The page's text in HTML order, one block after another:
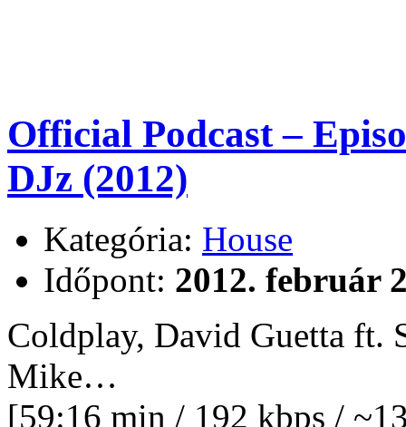
Official Podcast –
DJz (2012)
Kategória: House
Időpont: 2012. február
Coldplay, David Guetta ft.
Mike…
[59:16 min / 192 kbps /